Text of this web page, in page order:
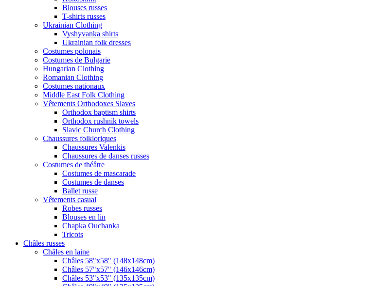
Blouses russes
T-shirts russes
Ukrainian Clothing
Vyshyvanka shirts
Ukrainian folk dresses
Costumes polonais
Costumes de Bulgarie
Hungarian Clothing
Romanian Clothing
Costumes nationaux
Middle East Folk Clothing
Vêtements Orthodoxes Slaves
Orthodox baptism shirts
Orthodox rushnik towels
Slavic Church Clothing
Chaussures folkloriques
Chaussures Valenkis
Chaussures de danses russes
Costumes de théâtre
Costumes de mascarade
Costumes de danses
Ballet russe
Vêtements casual
Robes russes
Blouses en lin
Chapka Ouchanka
Tricots
Châles russes
Châles en laine
Châles 58"x58" (148x148cm)
Châles 57"x57" (146x146cm)
Châles 53"x53" (135x135cm)